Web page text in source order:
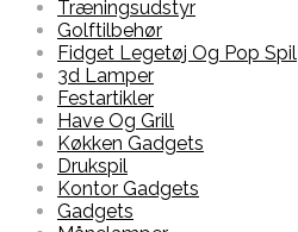
Træningsudstyr
Golftilbehør
Fidget Legetøj Og Pop Spil
3d Lamper
Festartikler
Have Og Grill
Køkken Gadgets
Drukspil
Kontor Gadgets
Gadgets